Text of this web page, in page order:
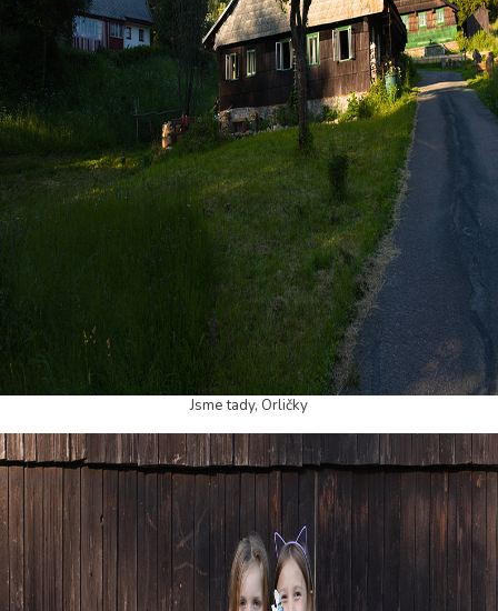
Jsme tady, Orličky